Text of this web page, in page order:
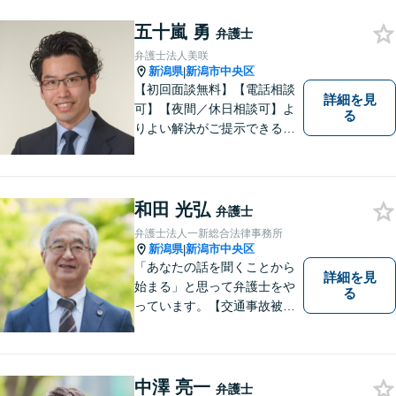
五十嵐 勇 弁護士
弁護士法人美咲
新潟県|新潟市中央区
【初回面談無料】【電話相談
可】【夜間／休日相談可】よ
りよい解決がご提示できるよ
詳細を見
る
和田 光弘 弁護士
弁護士法人一新総合法律事務所
新潟県|新潟市中央区
「あなたの話を聞くことから
始まる」と思って弁護士をや
っています。【交通事故被害
災・不貞慰謝料は相談料初回
詳細を見
る
中澤 亮一 弁護士